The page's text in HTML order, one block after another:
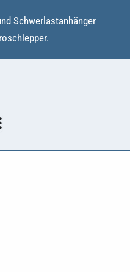
Schwerlastanhänger